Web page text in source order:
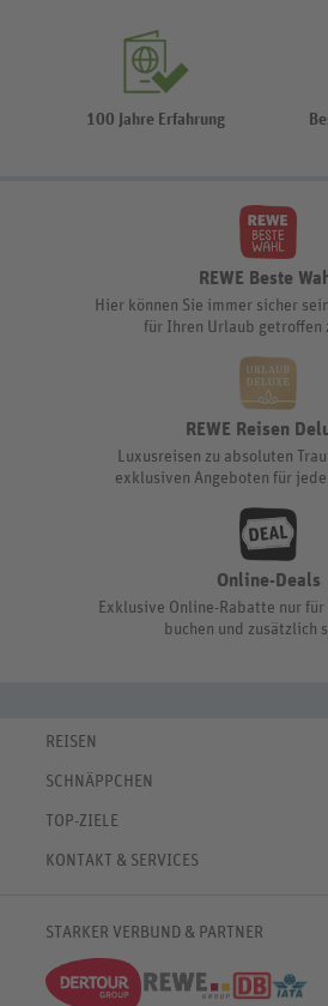
100 Jahre Erfahrung
REWE Beste
Hier können Sie immer sicher
für Ihren Urlaub getroffen
REWE Reisen
Luxusreisen zu absoluten
exklusiven Angeboten für
Online-Deals
Exklusive Online-Rabatte nur
buchen und zusätzlich
REISEN
Eigene Anreise
Städtereisen
Wellnessurlaub
SCHNÄPPCHEN
Aktuelle Reiseangebote
Online-Deals
Reisemagazin
% Satte Rabatte
TOP-ZIELE
Urlaub in Deutschland
✈ Urlaub in Spanien
✈Urlaub in Griechenland
✈Urlaub in der Karibik
KONTAKT & SERVICES
Kontaktformular
♥ Merkliste
Newsletter
STARKER VERBUND & PARTNER